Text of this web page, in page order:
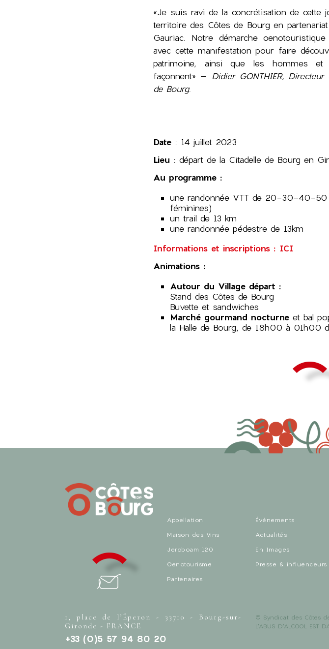
«Je suis ravi de la concrétisation de cette
territoire des Côtes de Bourg en
Gauriac. Notre démarche oenotouristique
avec cette manifestation pour faire
patrimoine, ainsi que les hommes
façonnent» –
Didier GONTHIER,
de Bourg.
Date : 14 juillet 2023
Lieu : départ de la Citadelle de Bourg en
Au programme :
une randonnée VTT de 20-30-40-50
féminines)
un trail de 13 km
une randonnée pédestre de 13km
Informations et inscriptions : ICI
Animations :
Autour du Village départ :
Stand des Côtes de Bourg
Buvette et sandwiches
Marché gourmand nocturne et bal
la Halle de Bourg, de 18h00 à 01h00
Appellation
Maison des Vins
Jeroboam 120
Oenotourisme
Partenaires
Événements
Actualités
En Images
Presse & influenceurs
1, place de l’Éperon - 33710 - Bourg-sur-
Gironde - FRANCE
+33 (0)5 57 94 80 20
© Syndicat des Côtes
L'ABUS D'ALCOOL EST